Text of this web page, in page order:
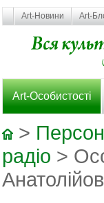
Art-Новини Art-
Art-Особистості
>
радіо >